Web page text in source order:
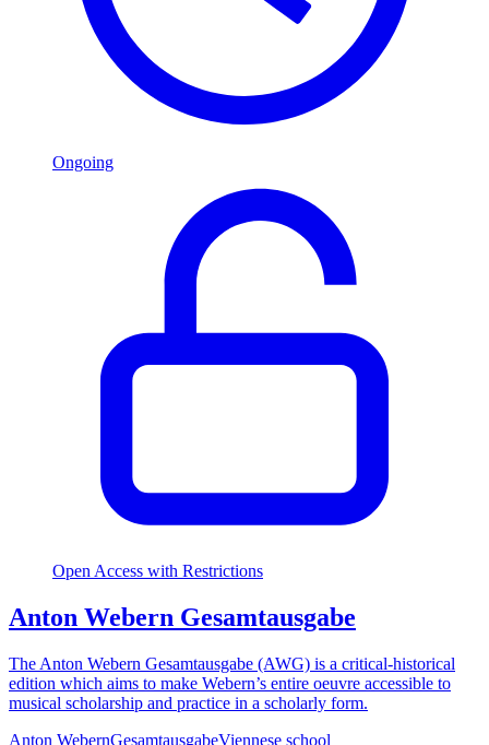
Ongoing
Open Access with Restrictions
Anton Webern Gesamtausgabe
The Anton Webern Gesamtausgabe (AWG) is a critical-historical
edition which aims to make Webern’s entire oeuvre accessible to
musical scholarship and practice in a scholarly form.
Anton WebernGesamtausgabeViennese school